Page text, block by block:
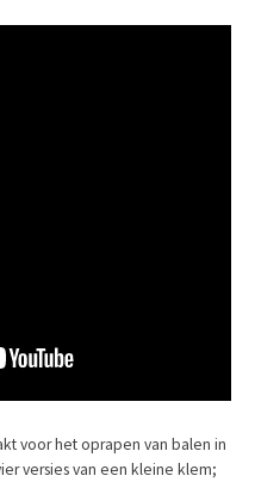
voor het oprapen van balen in
versies van een kleine klem;